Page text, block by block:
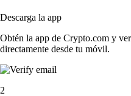
Descarga la app
Obtén la app de Crypto.com y
directamente desde tu móvil.
2